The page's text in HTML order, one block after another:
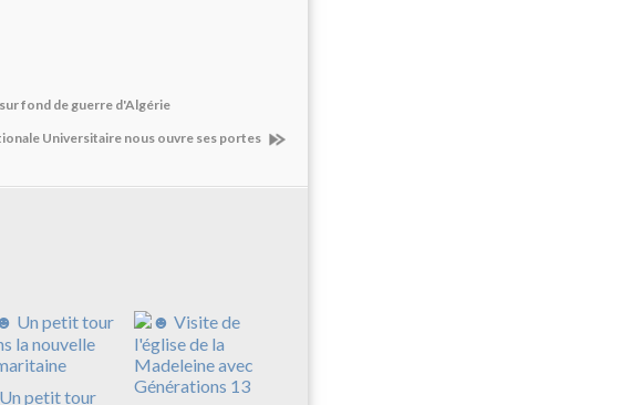
fond de guerre d'Algérie
Universitaire nous ouvre ses portes
petit tour